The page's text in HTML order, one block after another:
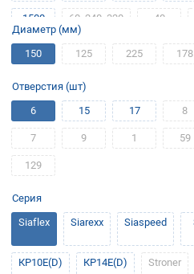
1500 60, 240, 320 40
1200 1000 500
Диаметр (мм)
150
125 225 178
Отверстия (шт)
6
15 17 8
7 9 1 59
129
Серия
Siaflex
Siarexx Siaspeed
КР10Е(D) КР14E(D) Stroner